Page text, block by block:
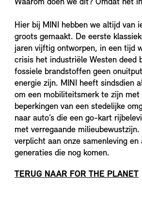
Waarom doen we dit? Omdat het
Hier bij MINI hebben we altijd van
groots gemaakt. De eerste
jaren vijftig ontworpen, in een tijd
crisis het industriële Westen deed
fossiele brandstoffen geen
energie zijn. MINI heeft sindsdien
om een mobiliteitsmerk te zijn met
beperkingen van een stedelijke
naar auto’s die een go-kart
met verregaande
verplicht aan onze samenleving en
generaties die nog komen.
TERUG NAAR FOR THE PLANET